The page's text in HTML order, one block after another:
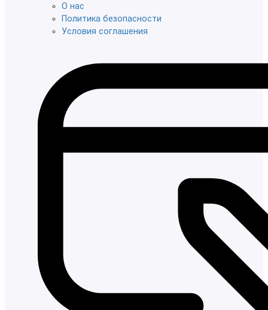
О нас
Политика безопасности
Условия соглашения